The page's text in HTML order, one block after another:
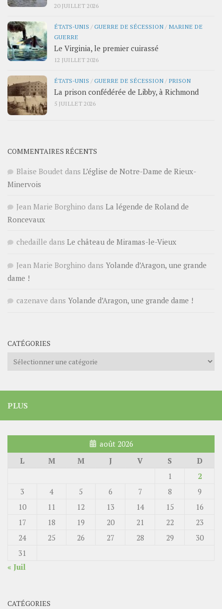
20 JUILLET 2026
ÉTATS-UNIS /GUERRE DE SÉCESSION / MARINE DE
GUERRE
Le Virginia, le premier cuirassé
12 JUILLET 2026
ÉTATS-UNIS /GUERRE DE SÉCESSION / PRISON
La prison confédérée de Libby, à Richmond
5 JUILLET 2026
COMMENTAIRES RÉCENTS
Blaise Boudet dans L’église de Notre-Dame de Rieux-
Minervois
Jean Marie Borghino dans La légende de Roland de
Roncevaux
chedaille dans Le château de Miramas-le-Vieux
Jean Marie Borghino dans Yolande d’Aragon, une grande
dame !
cazenave dans Yolande d’Aragon, une grande dame !
CATÉGORIES
Catégories
PLUS
août 2026
L
M M J V S
D
1
2
3
4 5 6 7 8
9
10
11 12 13 14 15
16
17
18 19 20 21 22
23
24
25 26 27 28 29
30
31
« Juil
CATÉGORIES